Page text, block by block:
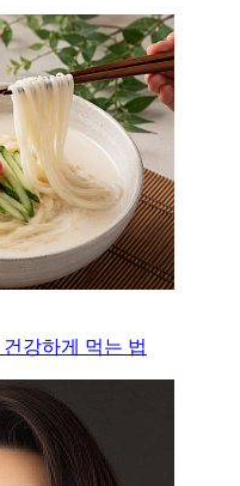
강하게 먹는 법